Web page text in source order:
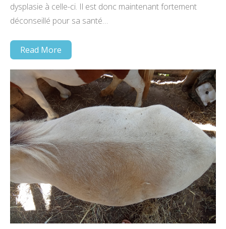
dysplasie à celle-ci. Il est donc maintenant fortement
déconseillé pour sa santé…
Read More